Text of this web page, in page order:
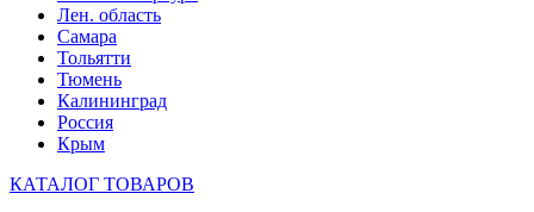
Лен. область
Самара
Тольятти
Тюмень
Калининград
Россия
Крым
КАТАЛОГ ТОВАРОВ